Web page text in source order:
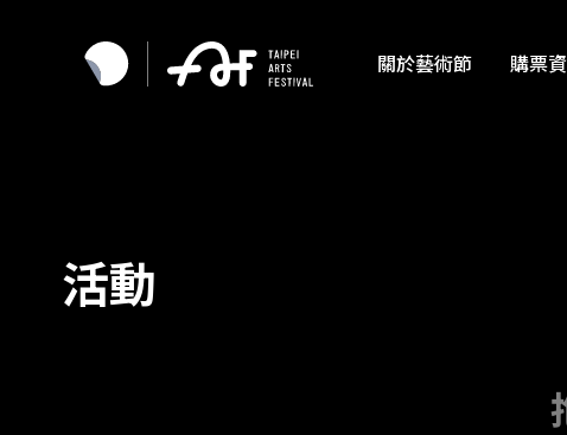
關於藝術節 購票
活動